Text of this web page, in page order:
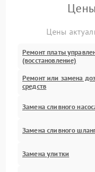
Цены
Ремонт платы
(восстановление)
Ремонт или замена
средств
Замена сливного
Замена сливного
Замена улитки